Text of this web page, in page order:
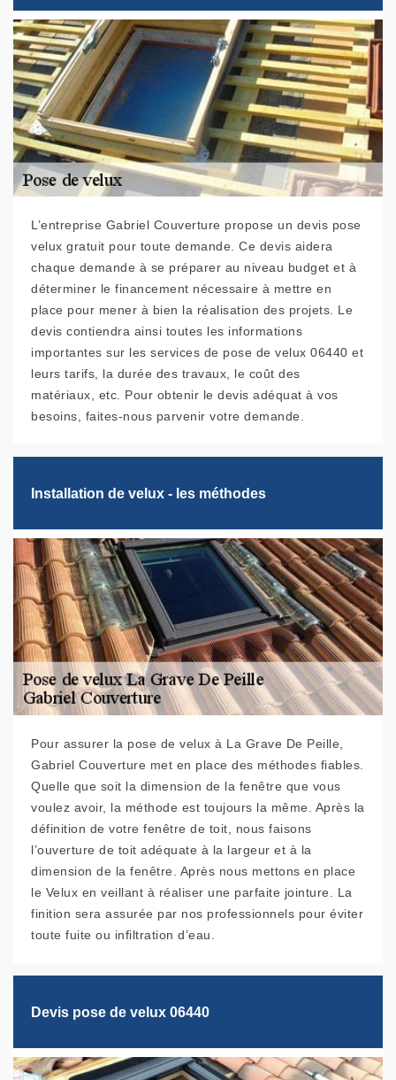
L’entreprise Gabriel Couverture propose un devis pose
velux gratuit pour toute demande. Ce devis aidera
chaque demande à se préparer au niveau budget et à
déterminer le financement nécessaire à mettre en
place pour mener à bien la réalisation des projets. Le
devis contiendra ainsi toutes les informations
importantes sur les services de pose de velux 06440 et
leurs tarifs, la durée des travaux, le coût des
matériaux, etc. Pour obtenir le devis adéquat à vos
besoins, faites-nous parvenir votre demande.
Installation de velux - les méthodes
Pour assurer la pose de velux à La Grave De Peille,
Gabriel Couverture met en place des méthodes fiables.
Quelle que soit la dimension de la fenêtre que vous
voulez avoir, la méthode est toujours la même. Après la
définition de votre fenêtre de toit, nous faisons
l’ouverture de toit adéquate à la largeur et à la
dimension de la fenêtre. Après nous mettons en place
le Velux en veillant à réaliser une parfaite jointure. La
finition sera assurée par nos professionnels pour éviter
toute fuite ou infiltration d’eau.
Devis pose de velux 06440